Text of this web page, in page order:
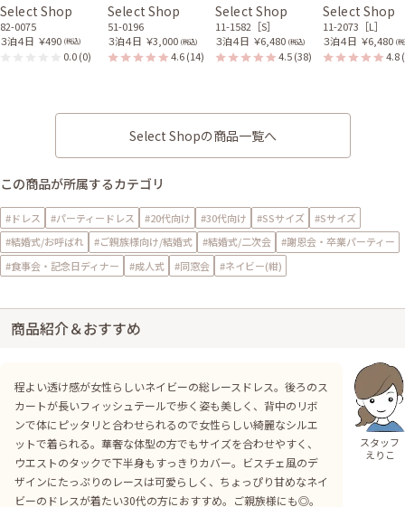
Select Shop
82-0075
３泊４日 ￥490 (税込)
0.0(0)
Select Shop
51-0196
３泊４日 ￥3,000 (税込)
4.6(14)
Select Shop
11-1582［S］
３泊４日 ￥6,480 (税込)
4.5(38)
Select Shop
11-2073［L］
３泊４日 ￥6,480 (
4.8
Select Shopの商品一覧へ
この商品が所属するカテゴリ
#ドレス #パーティードレス #20代向け #30代向け #SSサイズ
#Sサイズ
#結婚式/お呼ばれ
#ご親族様向け/結婚式 #結婚式/二次会
#謝恩会・卒業パーティー
#食事会・記念日ディナー
#成人式 #同窓会 #ネイビー(紺)
商品紹介＆おすすめ
程よい透け感が女性らしいネイビーの総レースドレス。後ろのス
カートが長いフィッシュテールで歩く姿も美しく、背中のリボ
ンで体にピッタリと合わせられるので女性らしい綺麗なシルエ
ットで着られる。華奢な体型の方でもサイズを合わせやすく、
ウエストのタックで下半身もすっきりカバー。ビスチェ風のデ
ザインにたっぷりのレースは可愛らしく、ちょっぴり甘めなネイ
ビーのドレスが着たい30代の方におすすめ。ご親族様にも◎。
スタッフ
えりこ